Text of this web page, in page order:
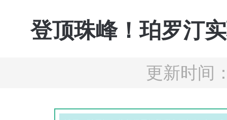
登顶珠峰！珀罗汀
更新时间